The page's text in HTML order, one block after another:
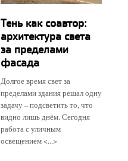
Тень как соавтор:
архитектура света
за пределами
фасада
Долгое время свет за
пределами здания решал одну
задачу – подсветить то, что
видно лишь днём. Сегодня
работа с уличным
освещением <...>